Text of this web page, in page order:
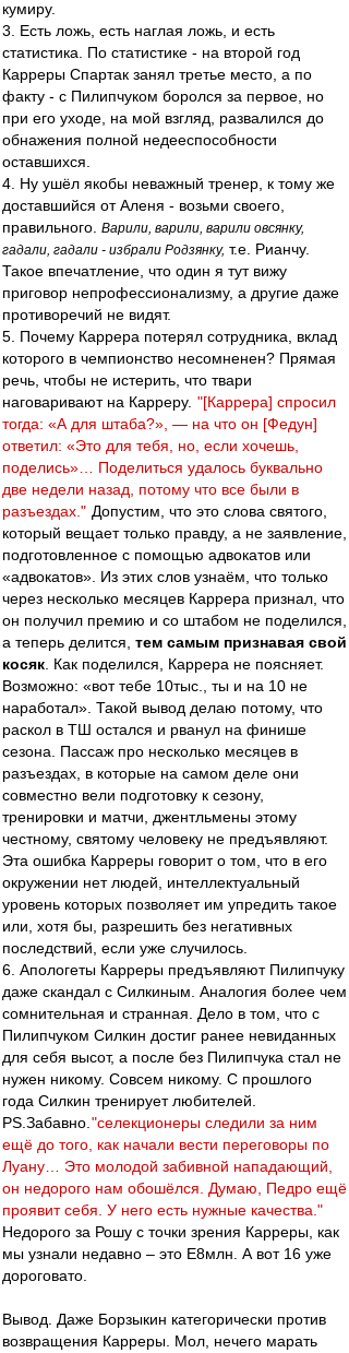
кумиру.
3. Есть ложь, есть наглая ложь, и есть
статистика. По статистике - на второй год
Карреры Спартак занял третье место, а по
факту - с Пилипчуком боролся за первое, но
при его уходе, на мой взгляд, развалился до
обнажения полной недееспособности
оставшихся.
4. Ну ушёл якобы неважный тренер, к тому же
доставшийся от Аленя - возьми своего,
правильного. Варили, варили, варили овсянку,
гадали, гадали - избрали Родзянку, т.е. Рианчу.
Такое впечатление, что один я тут вижу
приговор непрофессионализму, а другие даже
противоречий не видят.
5. Почему Каррера потерял сотрудника, вклад
которого в чемпионство несомненен? Прямая
речь, чтобы не истерить, что твари
наговаривают на Карреру. "[Каррера] спросил
тогда: «А для штаба?», — на что он [Федун]
ответил: «Это для тебя, но, если хочешь,
поделись»… Поделиться удалось буквально
две недели назад, потому что все были в
разъездах." Допустим, что это слова святого,
который вещает только правду, а не заявление,
подготовленное с помощью адвокатов или
«адвокатов». Из этих слов узнаём, что только
через несколько месяцев Каррера признал, что
он получил премию и со штабом не поделился,
а теперь делится, тем самым признавая свой
косяк . Как поделился, Каррера не поясняет.
Возможно: «вот тебе 10тыс., ты и на 10 не
наработал». Такой вывод делаю потому, что
раскол в ТШ остался и рванул на финише
сезона. Пассаж про несколько месяцев в
разъездах, в которые на самом деле они
совместно вели подготовку к сезону,
тренировки и матчи, джентльмены этому
честному, святому человеку не предъявляют.
Эта ошибка Карреры говорит о том, что в его
окружении нет людей, интеллектуальный
уровень которых позволяет им упредить такое
или, хотя бы, разрешить без негативных
последствий, если уже случилось.
6. Апологеты Карреры предъявляют Пилипчуку
даже скандал с Силкиным. Аналогия более чем
сомнительная и странная. Дело в том, что с
Пилипчуком Силкин достиг ранее невиданных
для себя высот, а после без Пилипчука стал не
нужен никому. Совсем никому. С прошлого
года Силкин тренирует любителей.
PS.Забавно. "селекционеры следили за ним
ещё до того, как начали вести переговоры по
Луану… Это молодой забивной нападающий,
он недорого нам обошёлся. Думаю, Педро ещё
проявит себя. У него есть нужные качества."
Недорого за Рошу с точки зрения Карреры, как
мы узнали недавно – это E8млн. А вот 16 уже
дороговато.
Вывод. Даже Борзыкин категорически против
возвращения Карреры. Мол, нечего марать